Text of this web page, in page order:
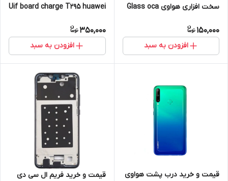
سخت افزاری هواوی Glass oca
150,000
افزودن به سبد
Uif board charge T295 huawei
350,000
افزودن به سبد
قیمت و خرید درب پشت هواوی
قیمت و خرید فریم ال سی دی